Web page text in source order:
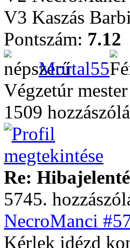
V3 Kaszás Barbi
Pontszám: 7.12
Mortal55
Végzetúr mester
1509
Re:
5745.
NecroManci
Kérlek idézd